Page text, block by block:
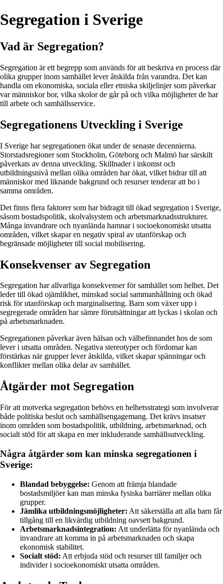
Segregation i Sverige
Vad är Segregation?
Segregation är ett begrepp som används för att beskriva en process där
olika grupper inom samhället lever åtskilda från varandra. Det kan
handla om ekonomiska, sociala eller etniska skiljelinjer som påverkar
var människor bor, vilka skolor de går på och vilka möjligheter de har
till arbete och samhällsservice.
Segregationens Utveckling i Sverige
I Sverige har segregationen ökat under de senaste decennierna.
Storstadsregioner som Stockholm, Göteborg och Malmö har särskilt
påverkats av denna utveckling. Skillnader i inkomst och
utbildningsnivå mellan olika områden har ökat, vilket bidrar till att
människor med liknande bakgrund och resurser tenderar att bo i
samma områden.
Det finns flera faktorer som har bidragit till ökad segregation i Sverige,
såsom bostadspolitik, skolvalsystem och arbetsmarknadsstrukturer.
Många invandrare och nyanlända hamnar i socioekonomiskt utsatta
områden, vilket skapar en negativ spiral av utanförskap och
begränsade möjligheter till social mobilisering.
Konsekvenser av Segregation
Segregation har allvarliga konsekvenser för samhället som helhet. Det
leder till ökad ojämlikhet, minskad social sammanhållning och ökad
risk för utanförskap och marginalisering. Barn som växer upp i
segregerade områden har sämre förutsättningar att lyckas i skolan och
på arbetsmarknaden.
Segregationen påverkar även hälsan och välbefinnandet hos de som
lever i utsatta områden. Negativa stereotyper och fördomar kan
förstärkas när grupper lever åtskilda, vilket skapar spänningar och
konflikter mellan olika delar av samhället.
Åtgärder mot Segregation
För att motverka segregation behövs en helhetsstrategi som involverar
både politiska beslut och samhällsengagemang. Det krävs insatser
inom områden som bostadspolitik, utbildning, arbetsmarknad, och
socialt stöd för att skapa en mer inkluderande samhällsutveckling.
Några åtgärder som kan minska segregationen i
Sverige:
Blandad bebyggelse: Genom att främja blandade
bostadsmiljöer kan man minska fysiska barriärer mellan olika
grupper.
Jämlika utbildningsmöjligheter: Att säkerställa att alla barn får
tillgång till en likvärdig utbildning oavsett bakgrund.
Arbetsmarknadsintegration: Att underlätta för nyanlända och
invandrare att komma in på arbetsmarknaden och skapa
ekonomisk stabilitet.
Socialt stöd: Att erbjuda stöd och resurser till familjer och
individer i socioekonomiskt utsatta områden.